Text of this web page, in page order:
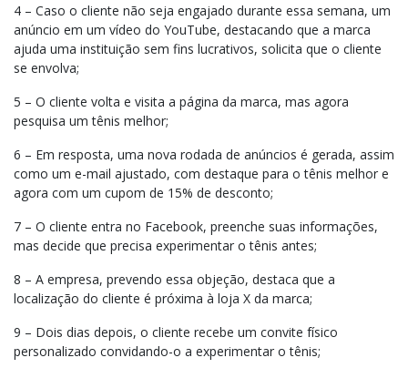
4 – Caso o cliente não seja engajado durante essa semana, um
anúncio em um vídeo do YouTube, destacando que a marca
ajuda uma instituição sem fins lucrativos, solicita que o cliente
se envolva;
5 – O cliente volta e visita a página da marca, mas agora
pesquisa um tênis melhor;
6 – Em resposta, uma nova rodada de anúncios é gerada, assim
como um e-mail ajustado, com destaque para o tênis melhor e
agora com um cupom de 15% de desconto;
7 – O cliente entra no Facebook, preenche suas informações,
mas decide que precisa experimentar o tênis antes;
8 – A empresa, prevendo essa objeção, destaca que a
localização do cliente é próxima à loja X da marca;
9 – Dois dias depois, o cliente recebe um convite físico
personalizado convidando-o a experimentar o tênis;